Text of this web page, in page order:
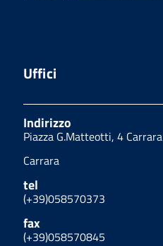
Uffici
Indirizzo
Piazza G.Matteotti, 4 Carrara
Carrara
tel
(+39)058570373
fax
(+39)058570845